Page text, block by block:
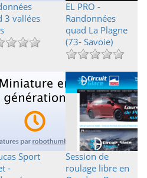
3 vallées
EL PRO -
Randonnées
quad La Plagne
(73- Savoie)
Sport
-
Session de
roulage libre en